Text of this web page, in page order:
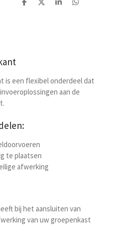
D
D
S
D
is een flexibel onderdeel dat
aan de
te plaatsen
afwerking
bij het aansluiten van
van uw groepenkast